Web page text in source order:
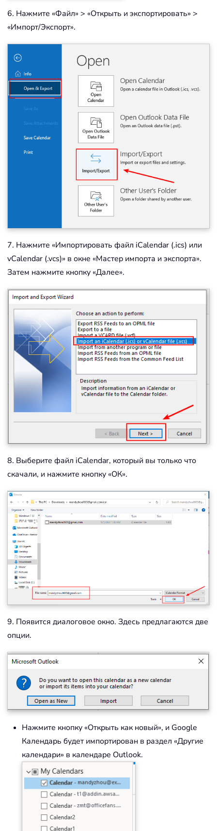
6. Нажмите «Файл» > «Открыть и экспортировать» >
«Импорт/Экспорт».
7. Нажмите «Импортировать файл iCalendar (.ics) или
vCalendar (.vcs)» в окне «Мастер импорта и экспорта».
Затем нажмите кнопку «Далее».
8. Выберите файл iCalendar, который вы только что
скачали, и нажмите кнопку «ОК».
9. Появится диалоговое окно. Здесь предлагаются две
опции.
Нажмите кнопку «Открыть как новый», и Google
Календарь будет импортирован в раздел «Другие
календари» в календаре Outlook.